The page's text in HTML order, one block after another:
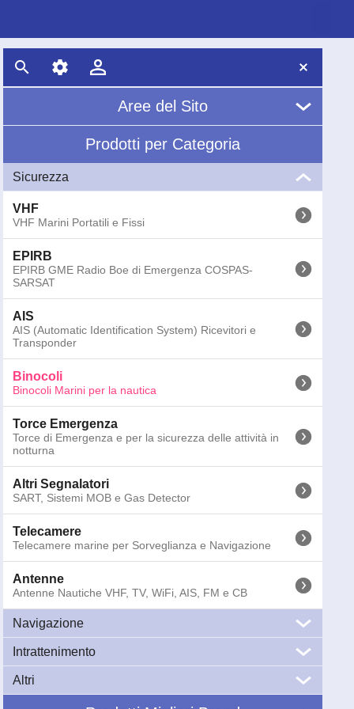
051-1190 STEINER ClicLoc Galleggiante - Per Navigator Pro 7x30
Peso:0.1kg; Dimensioni:25x4x4cm
Prezzi IVA
Aree del Sito
Chi Siamo
News
Glossario
Prodotti per Categoria
Sicurezza
VHF
VHF Marini Portatili e Fissi
EPIRB
EPIRB GME Radio Boe di Emergenza COSPAS-
SARSAT
AIS
AIS (Automatic Identification System) Ricevitori e
Transponder
Binocoli
Binocoli Marini per la nautica
Torce Emergenza
Torce di Emergenza e per la sicurezza delle attività in
notturna
Altri Segnalatori
SART, Sistemi MOB e Gas Detector
Telecamere
Telecamere marine per Sorveglianza e Navigazione
Antenne
Antenne Nautiche VHF, TV, WiFi, AIS, FM e CB
Navigazione
GPS Nautici
GPS Nautici e Plotter Cartografici Multifunzione
Intrattenimento
Audio
Audio Marino: Impianti Stereo di Bordo per
Altri